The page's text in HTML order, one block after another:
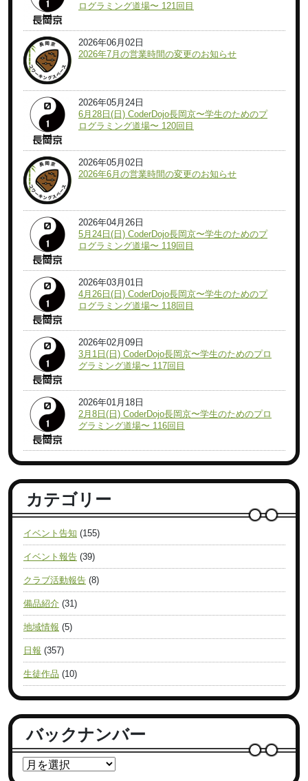
ログラミング道場〜 121回目
2026年06月02日
2026年7月の営業時間の変更のお知らせ
2026年05月24日
6月28日(日) CoderDojo長岡京〜学生のためのプ
ログラミング道場〜 120回目
2026年05月02日
2026年6月の営業時間の変更のお知らせ
2026年04月26日
5月24日(日) CoderDojo長岡京〜学生のためのプ
ログラミング道場〜 119回目
2026年03月01日
4月26日(日) CoderDojo長岡京〜学生のためのプ
ログラミング道場〜 118回目
2026年02月09日
3月1日(日) CoderDojo長岡京〜学生のためのプロ
グラミング道場〜 117回目
2026年01月18日
2月8日(日) CoderDojo長岡京〜学生のためのプロ
グラミング道場〜 116回目
カテゴリー
イベント告知 (155)
イベント報告 (39)
クラブ活動報告 (8)
備品紹介 (31)
地域情報 (5)
日報 (357)
生徒作品 (10)
バックナンバー